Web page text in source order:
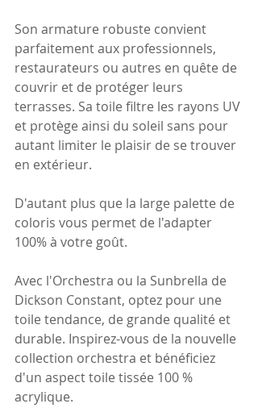
Son armature robuste convient
parfaitement aux professionnels,
restaurateurs ou autres en quête de
couvrir et de protéger leurs
terrasses. Sa toile filtre les rayons UV
et protège ainsi du soleil sans pour
autant limiter le plaisir de se trouver
en extérieur.
D'autant plus que la large palette de
coloris vous permet de l'adapter
100% à votre goût.
Avec l'Orchestra ou la Sunbrella de
Dickson Constant, optez pour une
toile tendance, de grande qualité et
durable. Inspirez-vous de la nouvelle
collection orchestra et bénéficiez
d'un aspect toile tissée 100 %
acrylique.